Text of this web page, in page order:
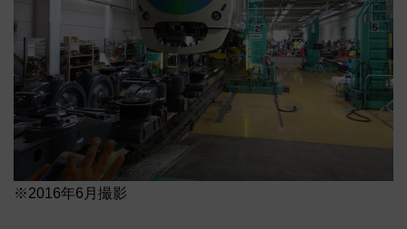
※2016年6月撮影